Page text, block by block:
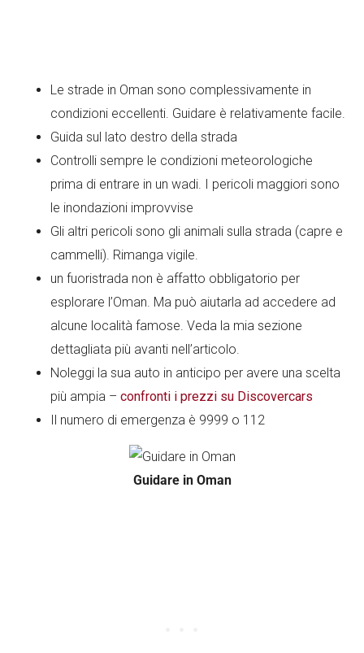
Le strade in Oman sono complessivamente in
condizioni eccellenti. Guidare è relativamente facile.
Guida sul lato destro della strada
Controlli sempre le condizioni meteorologiche
prima di entrare in un wadi. I pericoli maggiori sono
le inondazioni improvvise
Gli altri pericoli sono gli animali sulla strada (capre e
cammelli). Rimanga vigile.
un fuoristrada non è affatto obbligatorio per
esplorare l’Oman. Ma può aiutarla ad accedere ad
alcune località famose. Veda la mia sezione
dettagliata più avanti nell’articolo.
Noleggi la sua auto in anticipo per avere una scelta
più ampia –confronti i prezzi su Discovercars
Il numero di emergenza è 9999 o 112
Guidare in Oman